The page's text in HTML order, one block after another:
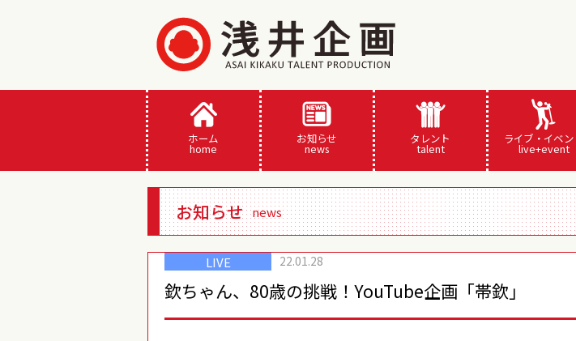
ホーム
home
お知らせ
news
タレント
talent
ライブ・イベン
live+event
お知らせ news
LIVE 22.01.28
欽ちゃん、80歳の挑戦！YouTube企画「帯欽」